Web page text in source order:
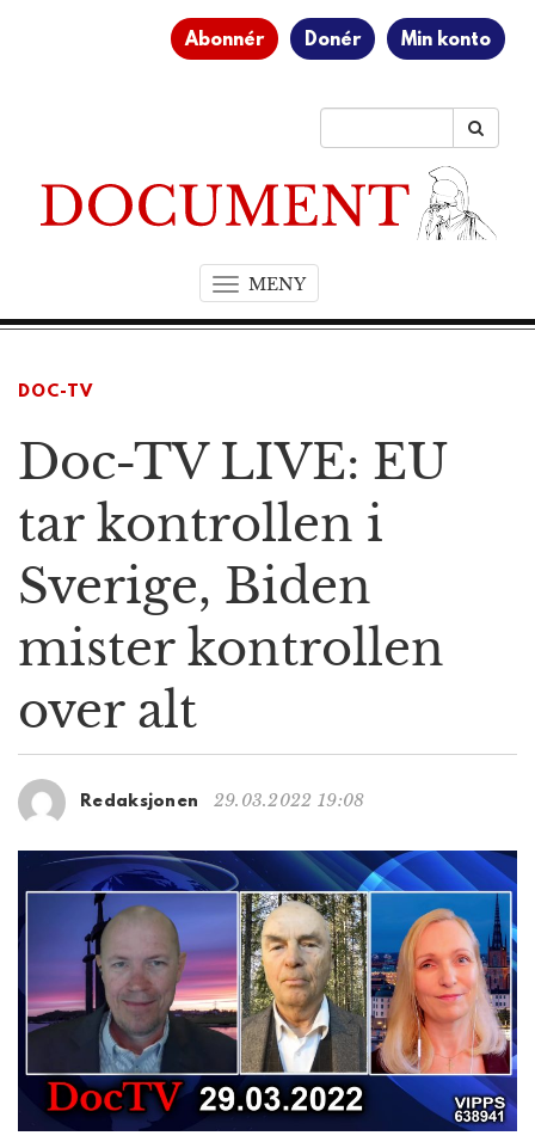
Abonnér Donér Min konto
MENYT
o
n
a
i
t
o
DOC-TV
Doc-TV LIVE: EU
tar kontrollen i
Sverige, Biden
mister kontrollen
over alt
Redaksjonen 29.03.2022 19:08